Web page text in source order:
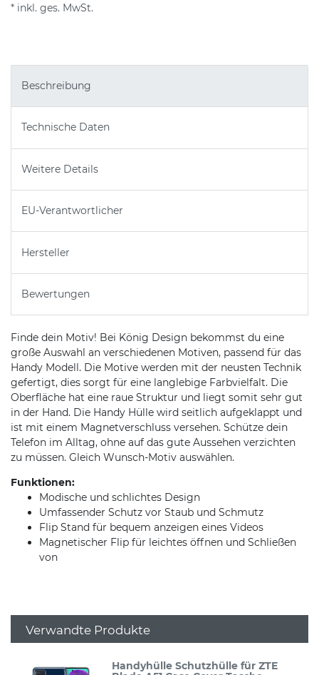
* inkl. ges. MwSt.
Beschreibung
Technische Daten
Weitere Details
EU-Verantwortlicher
Hersteller
Bewertungen
Finde dein Motiv! Bei König Design bekommst du eine
große Auswahl an verschiedenen Motiven, passend für das
Handy Modell. Die Motive werden mit der neusten Technik
gefertigt, dies sorgt für eine langlebige Farbvielfalt. Die
Oberfläche hat eine raue Struktur und liegt somit sehr gut
in der Hand. Die Handy Hülle wird seitlich aufgeklappt und
ist mit einem Magnetverschluss versehen. Schütze dein
Telefon im Alltag, ohne auf das gute Aussehen verzichten
zu müssen. Gleich Wunsch-Motiv auswählen.
Funktionen:
Modische und schlichtes Design
Umfassender Schutz vor Staub und Schmutz
Flip Stand für bequem anzeigen eines Videos
Magnetischer Flip für leichtes öffnen und Schließen
von
Verwandte Produkte
Handyhülle Schutzhülle für ZTE